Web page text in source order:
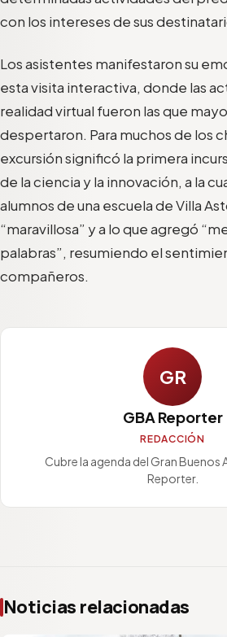
con los intereses de sus
Los asistentes manifestaron su
esta visita interactiva, donde las
realidad virtual fueron las que
despertaron. Para muchos de los
excursión significó la primera
de la ciencia y la innovación, a la
alumnos de una escuela de Villa
“maravillosa” y a lo que agregó
palabras”, resumiendo el
compañeros.
GR
GBA Reporter
REDACCIÓN
Cubre la agenda del Gran Buenos
Reporter.
Noticias relacionadas